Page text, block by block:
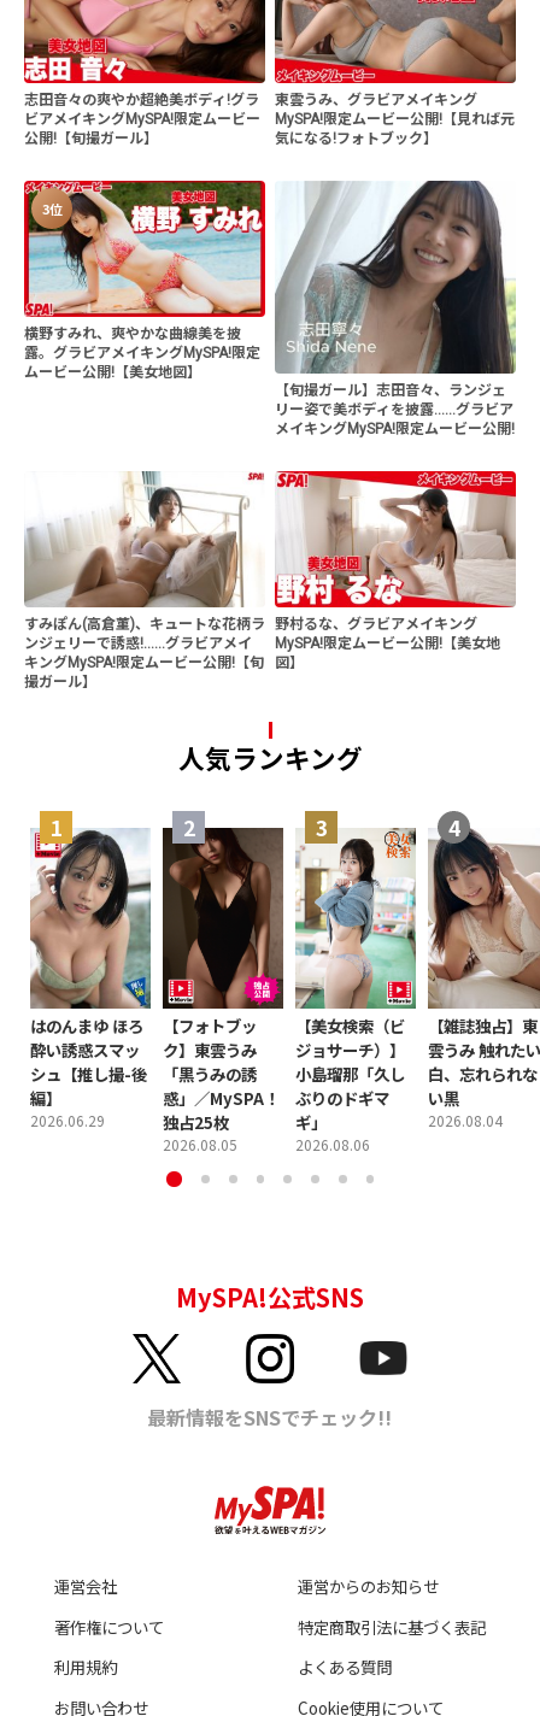
志田音々の爽やか超絶美ボディ!グラ
ビアメイキングMySPA!限定ムービー
公開!【旬撮ガール】
東雲うみ、グラビアメイキング
MySPA!限定ムービー公開!【見れば元
気になる!フォトブック】
3位
横野すみれ、爽やかな曲線美を披
露。グラビアメイキングMySPA!限定
ムービー公開!【美女地図】
【旬撮ガール】志田音々、ランジェ
リー姿で美ボディを披露......グラビア
メイキングMySPA!限定ムービー公開!
すみぽん(高倉菫)、キュートな花柄ラ
ンジェリーで誘惑!......グラビアメイ
キングMySPA!限定ムービー公開!【旬
撮ガール】
野村るな、グラビアメイキング
MySPA!限定ムービー公開!【美女地
図】
人気ランキング
はのんまゆ ほろ
酔い誘惑スマッ
シュ【推し撮-後
編】
2026.06.29
【フォトブッ
ク】東雲うみ
「黒うみの誘
惑」／MySPA！
独占25枚
2026.08.05
【美女検索（ビ
ジョサーチ）】
小島瑠那「久し
ぶりのドギマ
ギ」
2026.08.06
【雑誌独占】東
雲うみ 触れたい
白、忘れられな
い黒
2026.08.04
運営会社
運営からのお知らせ
著作権について
特定商取引法に基づく表記
利用規約
よくある質問
お問い合わせ
Cookie使用について